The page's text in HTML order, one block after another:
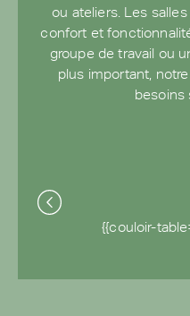
ou ateliers. Les
confort et
groupe de travail ou
plus important,
besoins
{{couloir-